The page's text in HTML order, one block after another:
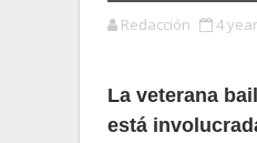
Redacción 4
La veterana
está